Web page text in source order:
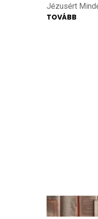
Jézusért
TOVÁBB